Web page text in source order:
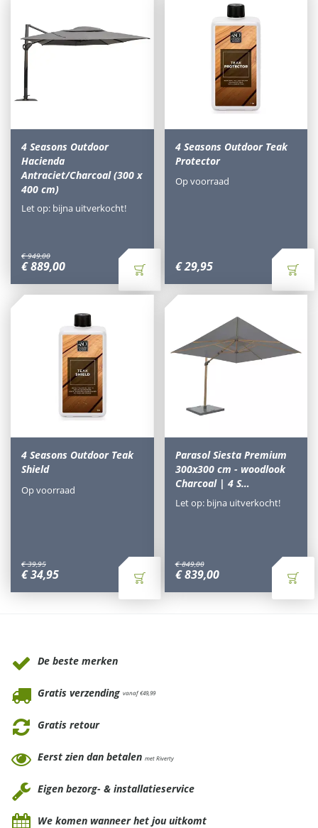
4 Seasons Outdoor
Hacienda
Antraciet/Charcoal (300 x
400 cm)
€ 949,00
€889,00
Let op: bijna uitverkocht!
4 Seasons Outdoor Teak
Protector
€29,95
Op voorraad
4 Seasons Outdoor Teak
Shield
€ 39,95
€34,95
Op voorraad
Parasol Siesta Premium
300x300 cm - woodlook
Charcoal | 4 S…
€ 849,00
€ 839,00
Let op: bijna uitverkocht!
De beste merken
Gratis verzending vanaf €49,99
Gratis retour
Eerst zien dan betalen met Riverty
Eigen bezorg- & installatieservice
We komen wanneer het jou uitkomt